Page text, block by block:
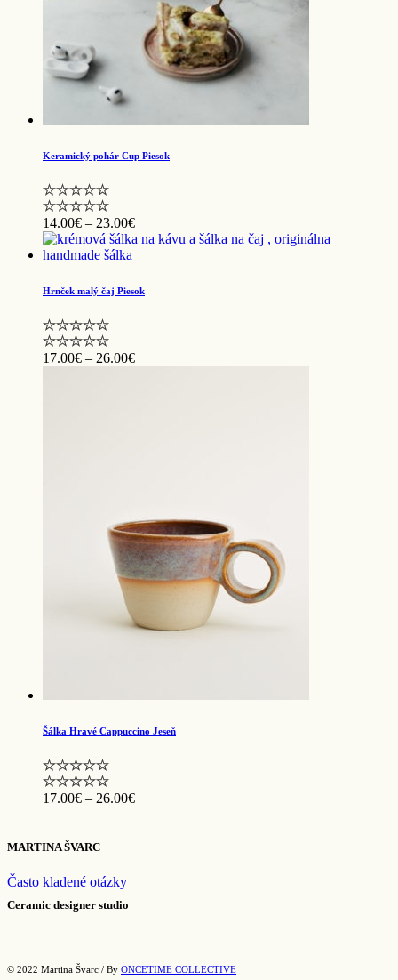
Keramický pohár Cup Piesok
14.00€ – 23.00€Price
range:
23.00€
Hrnček malý čaj Piesok
17.00€ – 26.00€Price
Šálka Hravé Cappuccino Jeseň
17.00€ – 26.00€Price
MARTINA ŠVARC
Často kladené otázky
Ceramic designer studio
© 2022 Martina Švarc / By ONCETIME COLLECTIVE